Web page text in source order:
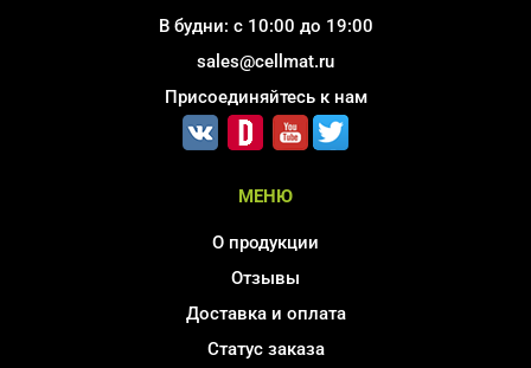
В будни: с 10:00 до 19:00
sales@cellmat.ru
Присоединяйтесь к нам
МЕНЮ
О продукции
Отзывы
Доставка и оплата
Статус заказа